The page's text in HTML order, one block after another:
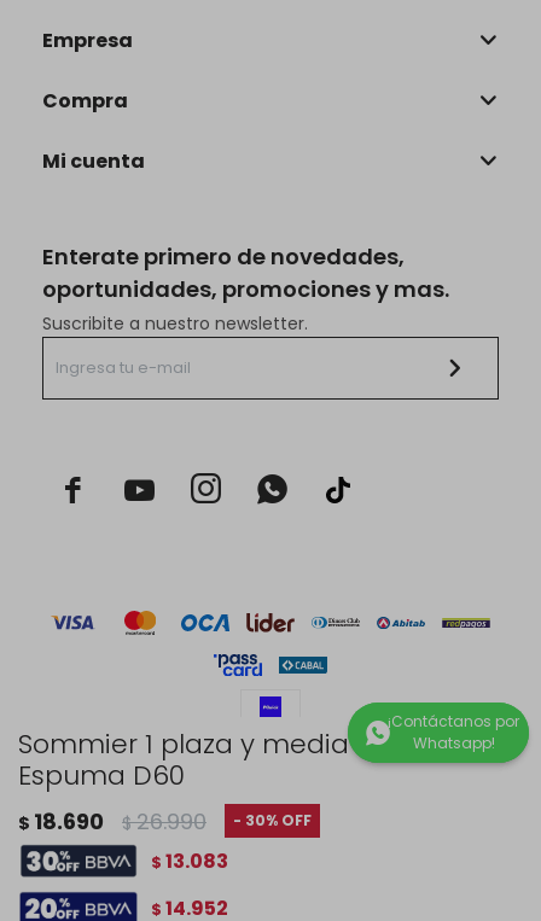
Sommier 1 plaza y media - Rustico -
Espuma D60
$ 18.690 $ 26.990 30
$ 13.083
$ 14.952
Enterate primero de novedades,
oportunidades, promociones y mas.
Suscribite a nuestro newsletter.
  
Empresa
Compra
Mi cuenta
© Copyright 2026 / Rustico Hogar